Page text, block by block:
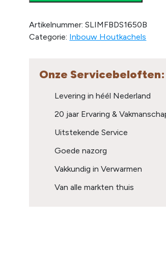
Artikelnummer:SLIMFBDS1650B
Categorie: Inbouw Houtkachels
Onze Servicebeloften:
Levering in héél Nederland
20 jaar Ervaring &
Uitstekende Service
Goede nazorg
Vakkundig in Verwarmen
Van alle markten thuis